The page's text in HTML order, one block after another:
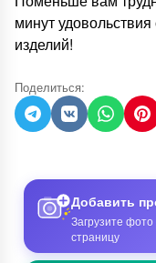
минут
изделий!
Поделиться:
Добавить
Загрузите
страницу